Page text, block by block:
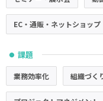
EC・通販・ネットショップ
● 課題
業務効率化 組織づく